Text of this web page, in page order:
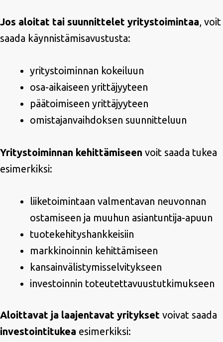
Jos aloitat tai suunnittelet yritystoimintaa, voit
saada käynnistämisavustusta:
yritystoiminnan kokeiluun
osa-aikaiseen yrittäjyyteen
päätoimiseen yrittäjyyteen
omistajanvaihdoksen suunnitteluun
Yritystoiminnan kehittämiseen voit saada tukea
esimerkiksi:
liiketoimintaan valmentavan neuvonnan
ostamiseen ja muuhun asiantuntija-apuun
tuotekehityshankkeisiin
markkinoinnin kehittämiseen
kansainvälistymisselvitykseen
investoinnin toteutettavuustutkimukseen
Aloittavat ja laajentavat yritykset voivat saada
investointitukea esimerkiksi: